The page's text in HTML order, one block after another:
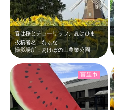
春は桜とチューリップ、夏はひまわり、秋はコスモスと一年を通してお花を楽しめるス…
投稿者名：なぁな
撮影場所：あけぼの山農業公園
富里市